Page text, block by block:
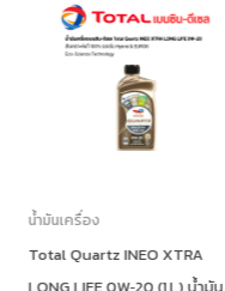
น้ำมันเครื่อง
Total Quartz INEO XTRA